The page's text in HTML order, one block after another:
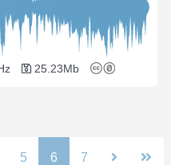
25.23Mb
5 6 7